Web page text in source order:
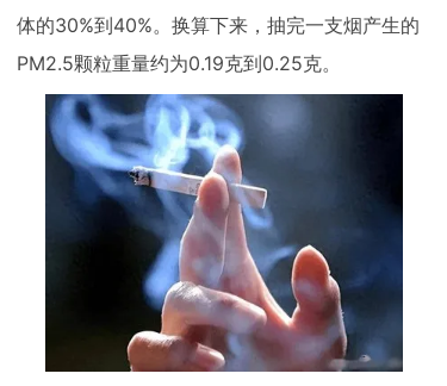
体的30%到40%。换算下来，抽完一支烟产生的
PM2.5颗粒重量约为0.19克到0.25克。